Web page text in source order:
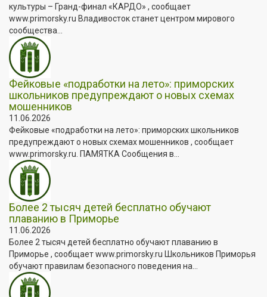
культуры – Гранд-финал «КАРДО» , сообщает
www.primorsky.ru Владивосток станет центром мирового
сообщества...
Фейковые «подработки на лето»: приморских
школьников предупреждают о новых схемах
мошенников
11.06.2026
Фейковые «подработки на лето»: приморских школьников
предупреждают о новых схемах мошенников , сообщает
www.primorsky.ru. ПАМЯТКА Сообщения в...
Более 2 тысяч детей бесплатно обучают
плаванию в Приморье
11.06.2026
Более 2 тысяч детей бесплатно обучают плаванию в
Приморье , сообщает www.primorsky.ru Школьников Приморья
обучают правилам безопасного поведения на...